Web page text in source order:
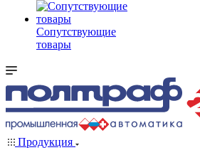
Сопутствующие
товары
Продукция